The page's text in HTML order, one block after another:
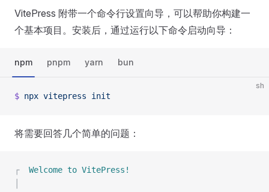
VitePress 附带一个命令行设置向导，可以帮助你构建一
个基本项目。安装后，通过运行以下命令启动向导：
npm pnpm yarn bun
sh
$ npx vitepress init
将需要回答几个简单的问题：
┌
  Welcome to VitePress!